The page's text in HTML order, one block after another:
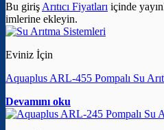
Bu girişArıtıcı Fiyatları içinde
imlerine ekleyin.
Eviniz İçin
Aquaplus ARL-455 Pompalı Su
Devamını oku